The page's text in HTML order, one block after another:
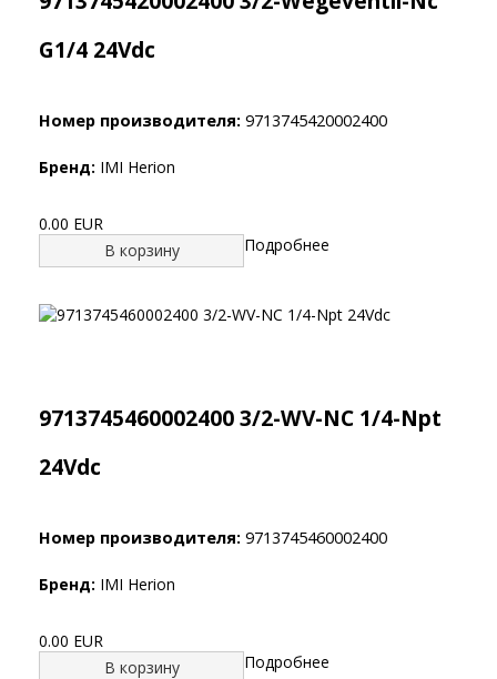
G1/4 24Vdc
Номер производителя:9713745420002400
Бренд: IMI Herion
0.00 EUR
В корзину
Подробнее
9713745460002400 3/2-WV-NC 1/4-Npt
24Vdc
Номер производителя:9713745460002400
Бренд: IMI Herion
0.00 EUR
В корзину
Подробнее